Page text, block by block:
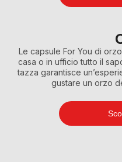
Le capsule For You di
casa o in ufficio tutto il
tazza garantisce
gustare un orzo